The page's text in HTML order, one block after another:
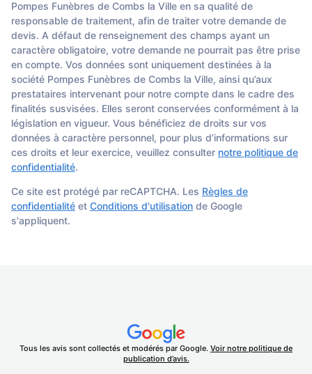
Pompes Funèbres de Combs la Ville en sa qualité de
responsable de traitement, afin de traiter votre demande de
devis. A défaut de renseignement des champs ayant un
caractère obligatoire, votre demande ne pourrait pas être prise
en compte. Vos données sont uniquement destinées à la
société Pompes Funèbres de Combs la Ville, ainsi qu’aux
prestataires intervenant pour notre compte dans le cadre des
finalités susvisées. Elles seront conservées conformément à la
législation en vigueur. Vous bénéficiez de droits sur vos
données à caractère personnel, pour plus d’informations sur
ces droits et leur exercice, veuillez consulter notre politique de
confidentialité.
Ce site est protégé par reCAPTCHA. Les Règles de
confidentialité et Conditions d'utilisation de Google
s'appliquent.
Tous les avis sont collectés et modérés par Google. Voir notre politique de
publication d’avis.